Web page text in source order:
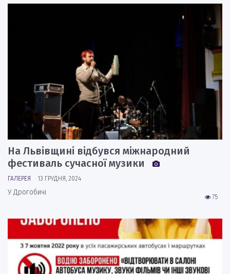
На Львівщині відбувся міжнародний
фестиваль сучасної музики
ГАЛЕРЕЯ 13 ГРУДНЯ, 2024
75
У Дрогобичі